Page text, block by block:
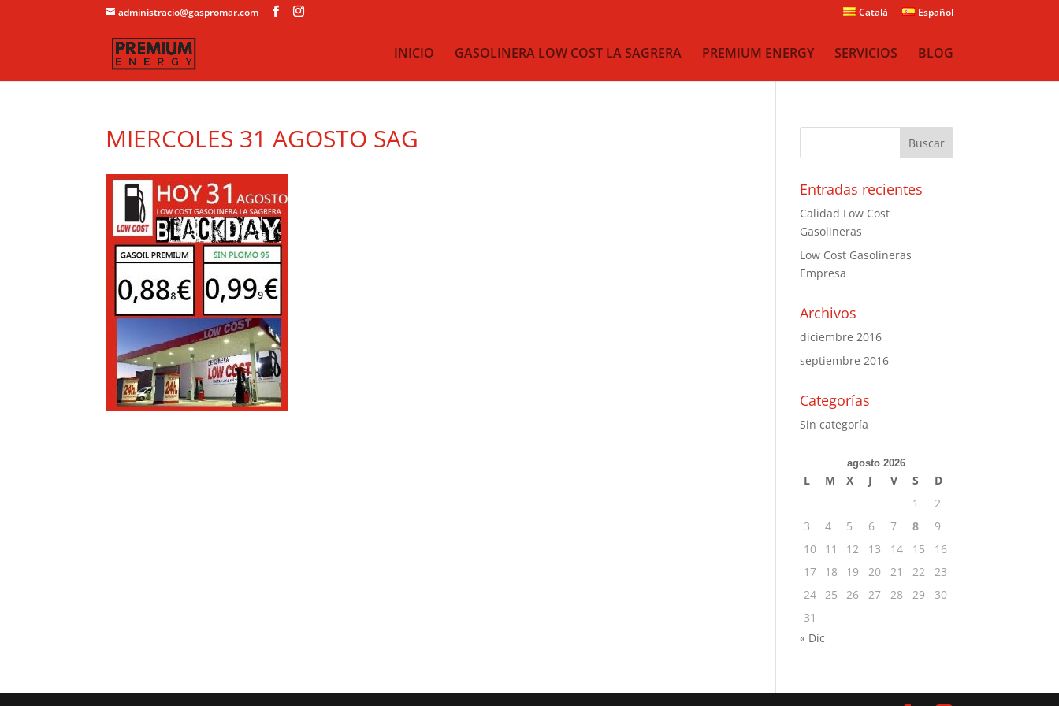
administracio@gaspromar.com Català Español
INICIO GASOLINERA LOW COST LA SAGRERA PREMIUM ENERGY SERVICIOS BLOG
MIERCOLES 31 AGOSTO SAG
Entradas recientes
Calidad Low Cost
Gasolineras
Low Cost Gasolineras
Empresa
Archivos
diciembre 2016
septiembre 2016
Categorías
Sin categoría
agosto 2026
L M X J V S
D
1
2
3
4 5 6 7 8
9
10
11 12 13 14 15
16
17
18 19 20 21 22
23
24 25 26 27 28 29
30
31
« Dic